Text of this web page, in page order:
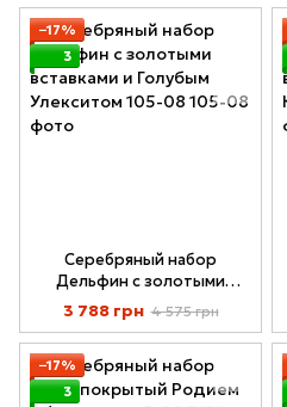
−17%
3
Серебряный набор
Дельфин с золотыми
вставками и Голубым
Улекситом 105-08
3 788 грн 4 575 грн
−17%
3